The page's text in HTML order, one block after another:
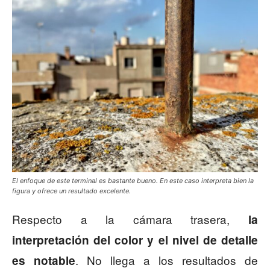
El enfoque de este terminal es bastante bueno. En este caso interpreta bien la
figura y ofrece un resultado excelente.
Respecto a la cámara trasera, la
interpretación del color y el nivel de detalle
es notable. No llega a los resultados de